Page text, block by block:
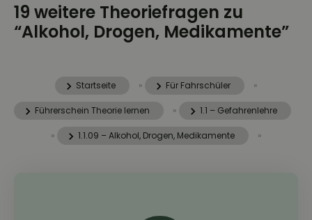
19 weitere Theoriefragen zu
“Alkohol, Drogen, Medikamente”
Startseite » Für Fahrschüler »
Führerschein Theorie lernen » 1.1 – Gefahrenlehre
» 1.1.09 – Alkohol, Drogen, Medikamente »